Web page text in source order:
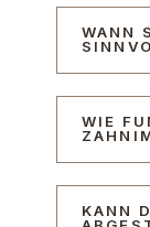
WANN
WIE
KANN